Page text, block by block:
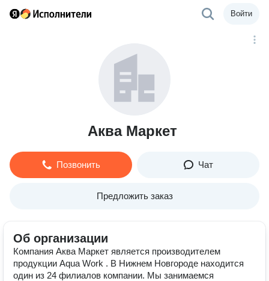
Войти
Аква Маркет
Позвонить Чат
Предложить заказ
Об организации
Компания Аква Маркет является производителем
продукции Aqua Work . В Нижнем Новгороде находится
один из 24 филиалов компании. Мы занимаемся